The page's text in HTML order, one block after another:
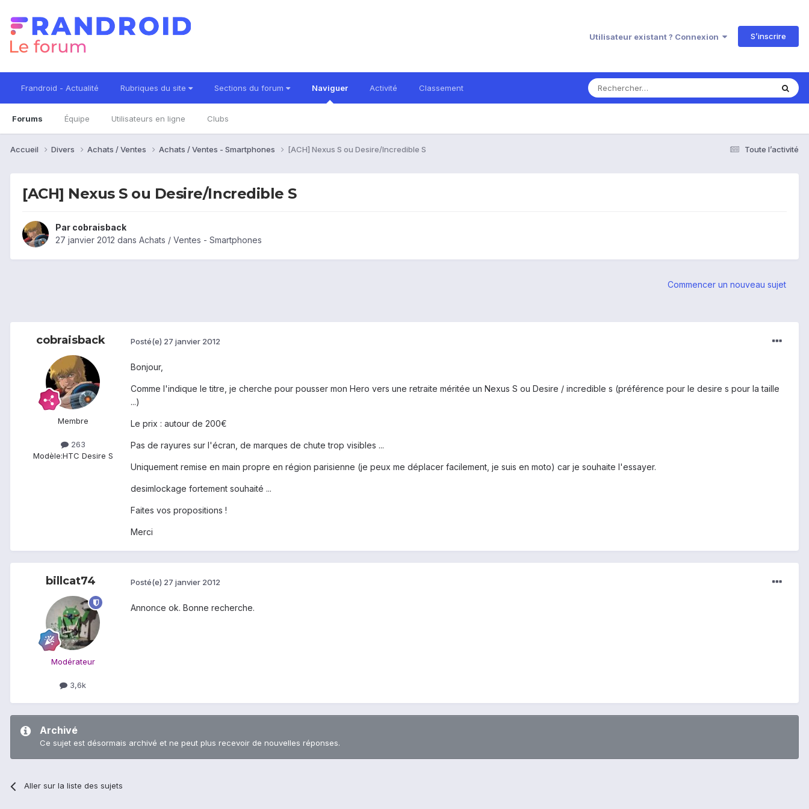
Utilisateur existant ? Connexion S’inscrire
Frandroid - Actualité Rubriques du site Sections du forum Naviguer
Forums Équipe Utilisateurs en ligne Clubs
Activité Classement
Toute l’activité
Accueil Divers Achats / Ventes Achats / Ventes - Smartphones [ACH] Nexus S ou Desire/Incredible S
[ACH] Nexus S ou Desire/Incredible S
Par cobraisback
27 janvier 2012 dans Achats / Ventes - Smartphones
Commencer un nouveau sujet
cobraisback
Membre
263
Modèle:HTC Desire S
Posté(e) 27 janvier 2012
Bonjour,
Comme l'indique le titre, je cherche pour pousser mon Hero vers une retraite méritée un Nexus S ou Desire / incredible s (préférence pour le desire s pour la taille
...)
Le prix : autour de 200€
Pas de rayures sur l'écran, de marques de chute trop visibles ...
Uniquement remise en main propre en région parisienne (je peux me déplacer facilement, je suis en moto) car je souhaite l'essayer.
desimlockage fortement souhaité ...
Faites vos propositions !
Merci
billcat74
Modérateur
3,6k
Posté(e) 27 janvier 2012
Annonce ok. Bonne recherche.
Archivé
Ce sujet est désormais archivé et ne peut plus recevoir de nouvelles réponses.
Aller sur la liste des sujets